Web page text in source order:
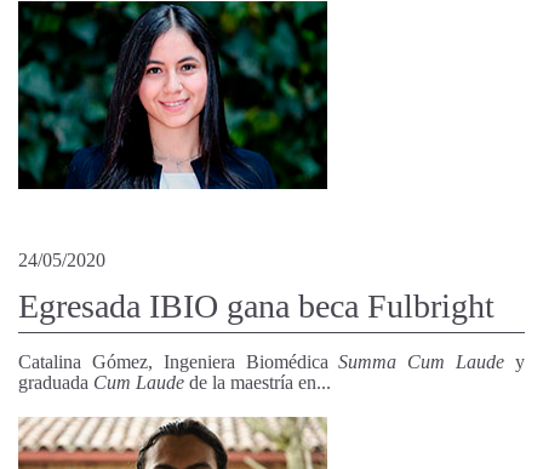
24/05/2020
Egresada IBIO gana beca Fulbright
Catalina Gómez, Ingeniera BiomédicaSumma Cum Laudey
graduada Cum Laude de la maestría en...